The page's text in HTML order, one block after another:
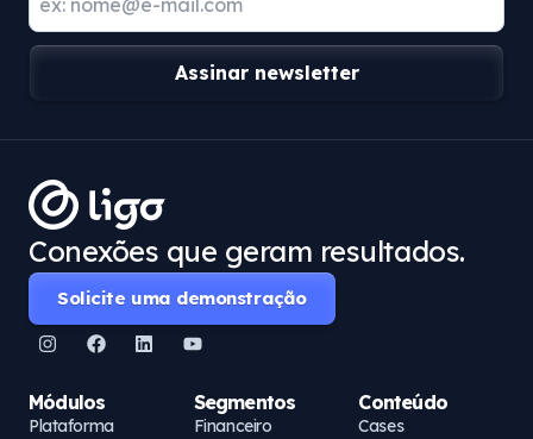
Assinar newsletter
Conexões que geram resultados.
Solicite uma demonstração
Módulos
Plataforma
Segmentos
Financeiro
Conteúdo
Cases